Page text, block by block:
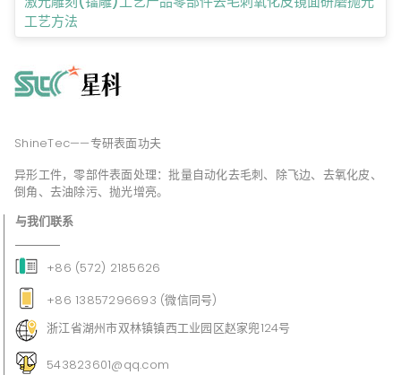
工艺方法
ShineTec——专研表面功夫
异形工件，零部件表面处理：批量自动化去毛刺、除飞边、去氧化皮、
倒角、去油除污、抛光增亮。
与我们联系
+86 (572) 2185626
+86 13857296693 (微信同号)
浙江省湖州市双林镇镇西工业园区赵家兜124号
543823601@qq.com